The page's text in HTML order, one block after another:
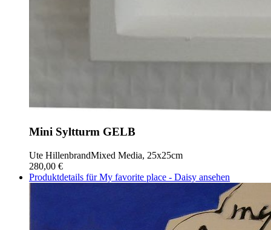
Mini Syltturm GELB
Ute HillenbrandMixed Media, 25x25cm
280,00 €
Produktdetails für My favorite place - Daisy ansehen